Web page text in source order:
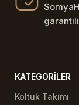
KATEGORILER
Koltuk Takımı